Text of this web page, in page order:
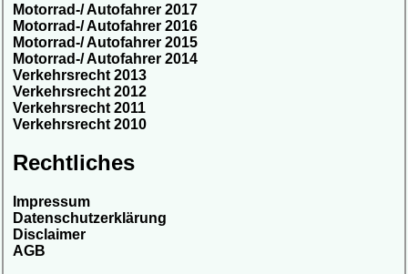
Motorrad-/ Autofahrer 2017
Motorrad-/ Autofahrer 2016
Motorrad-/ Autofahrer 2015
Motorrad-/ Autofahrer 2014
Verkehrsrecht 2013
Verkehrsrecht 2012
Verkehrsrecht 2011
Verkehrsrecht 2010
Rechtliches
Impressum
Datenschutzerklärung
Disclaimer
AGB